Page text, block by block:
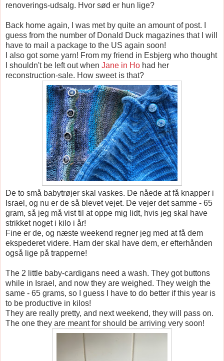
renoverings-udsalg. Hvor sød er hun lige?
Back home again, I was met by quite an amount of post. I
guess from the number of Donald Duck magazines that I will
have to mail a package to the US again soon!
I also got some yarn! From my friend in Esbjerg who thought
I shouldn't be left out when Jane in Ho had her
reconstruction-sale. How sweet is that?
De to små babytrøjer skal vaskes. De nåede at få knapper i
Israel, og nu er de så blevet vejet. De vejer det samme - 65
gram, så jeg må vist til at oppe mig lidt, hvis jeg skal have
strikket noget i kilo i år!
Fine er de, og næste weekend regner jeg med at få dem
ekspederet videre. Ham der skal have dem, er efterhånden
også lige på trapperne!
The 2 little baby-cardigans need a wash. They got buttons
while in Israel, and now they are weighed. They weigh the
same - 65 grams, so I guess I have to do better if this year is
to be productive in kilos!
They are really pretty, and next weekend, they will pass on.
The one they are meant for should be arriving very soon!